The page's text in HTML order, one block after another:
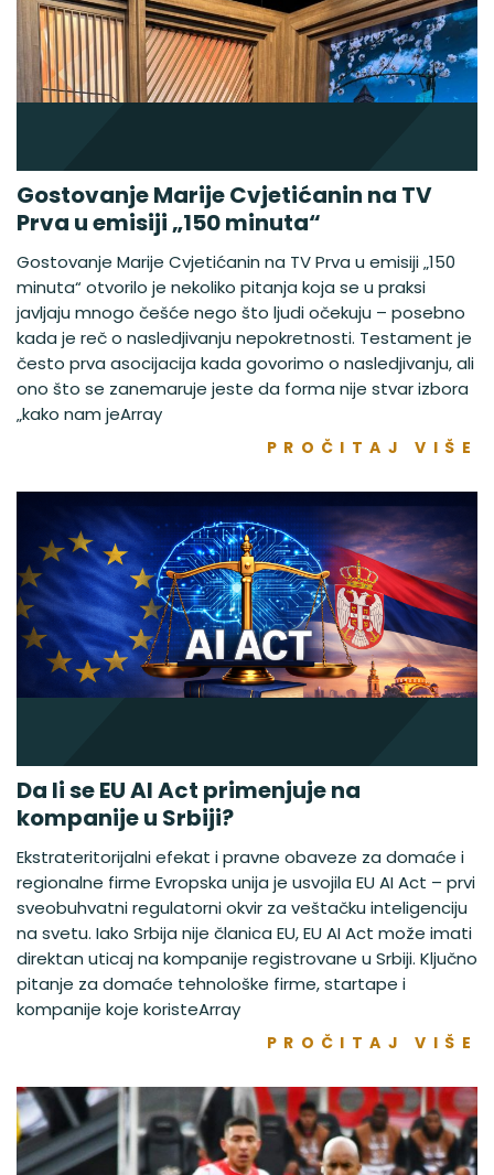
Gostovanje Marije Cvjetićanin na TV
Prva u emisiji „150 minuta“
Gostovanje Marije Cvjetićanin na TV Prva u emisiji „150
minuta“ otvorilo je nekoliko pitanja koja se u praksi
javljaju mnogo češće nego što ljudi očekuju – posebno
kada je reč o nasledjivanju nepokretnosti. Testament je
često prva asocijacija kada govorimo o nasledjivanju, ali
ono što se zanemaruje jeste da forma nije stvar izbora
„kako nam jeArray
PROČITAJ VIŠE
Da li se EU AI Act primenjuje na
kompanije u Srbiji?
Ekstrateritorijalni efekat i pravne obaveze za domaće i
regionalne firme Evropska unija je usvojila EU AI Act – prvi
sveobuhvatni regulatorni okvir za veštačku inteligenciju
na svetu. Iako Srbija nije članica EU, EU AI Act može imati
direktan uticaj na kompanije registrovane u Srbiji. Ključno
pitanje za domaće tehnološke firme, startape i
kompanije koje koristeArray
PROČITAJ VIŠE